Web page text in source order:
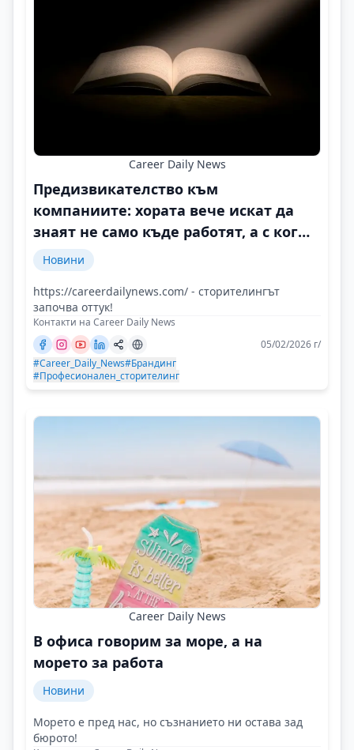
Career Daily News
Предизвикателство към
компаниите: хората вече искат да
знаят не само къде работят, а с кого
и защо
Новини
https://careerdailynews.com/ - сторителингът
започва оттук!
Контакти на Career Daily News
05/02/2026 г/
#Career_Daily_News#Брандинг
#Професионален_сторителинг
Career Daily News
В офиса говорим за море, а на
морето за работа
Новини
Морето е пред нас, но съзнанието ни остава зад
бюрото!